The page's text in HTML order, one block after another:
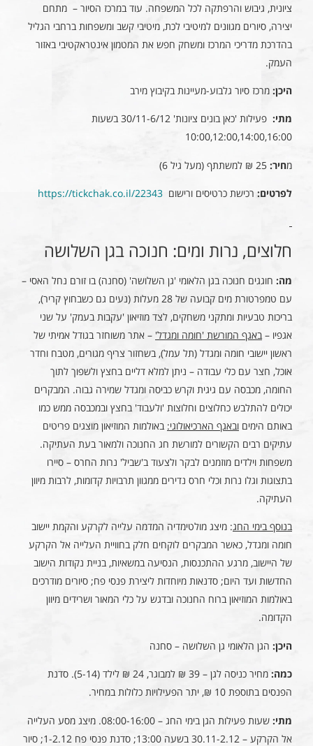
ציונית, גיבוש והרפתקה לכל המשפחה. עוד במרכז הסיור – מתחם
יצירה, סיורים מגוונים למיטיבי לכת, מיטיבי קשב ומשפחות ברחבי הגליל
בהדרכת מדריכי המרכז ומשחק חפש את המטמון אינטראקטיבי באזור
העמק.
היכן: מרכז סיור גלבוע-מעיינות בקיבוץ מירב
מתי:
פעילות 'כאן בונים ציונות' 30/11-6/12 בשעות
10:00,12:00,14:00,16:00
מחיר:
לפרטים: רכישת כרטיסים ורישום https://tickchak.co.il/22343
חלוצים, נרות ומים: חנוכה בגן השלושה
מה: חוגגים חנוכה בגן הלאומי 'גן השלושה' (סחנה) בו זורם נחל האסי –
עם טמפרטורת מים קבועה של 28 מעלות (נעים גם כשבחוץ קריר),
בריכות טבעיות ומתקני משחקים, לצד מוזיאון 'עקבות בעמק' על שני
אגפיו –באגף המורשת 'חומה ומגדל' – אתר משוחזר בגודל אמיתי של
ראשון יישובי חומה ומגדל (תל עמל), בשחזור צריף מגורים, מטבח וחדר
אוכל, חצר עם כלי עבודה – ניתן למלא דליים בחצץ ולשפוך לתוך
החומה, מכבסה עם גיגית וקרש כביסה ומגדל שמירה גבוה. המבקרים
יכולים להתלבש כחלוצים וחלוצות 'ולעבוד' בחצץ ובמכבסה ממש כמו
באותם הימים ובאגף הארכיאולוגי: באולמות המוזיאון מוצגים פריטים
עתיקים רבים הקשורים למורשת חג החנוכה ולמאור בעת העתיקה.
משפחות וילדים מוזמנים לבקר ולצעוד ב'שביל' נרות החרס – סיירו
בתצוגות וגלו נרות וכלי חרס נדירים ממגוון תרבויות קדומות, לרבות מיוון
העתיקה.
בנוסף בימי החג: מיצג מולטימדיה המדמה עלייה לקרקע והקמת יישוב
חומה ומגדל, כאשר המבקרים לוקחים חלק בחוויית העלייה אל הקרקע
של היישוב, מרגע ההתכנסות, הנסיעה במשאיות, בניית נקודות הישוב
החדשות ועד היום; סדנאות מיוחדות ליצירת פנסי פח; סיורים מודרכים
באולמות המוזיאון ברוח החנוכה ובדגש על כלי המאור ושרידים מיוון
הקדומה.
היכן: הגן הלאומי גן השלושה – סחנה
כמה:
מחיר כניסה לגן – 39 ₪ למבוגר, 24 ₪ לילד (5-14). סדנת
הפנסים בתוספת 10 ₪, יתר הפעילויות כלולות במחיר.
מתי:
שעות פעילות הגן בימי החג – 08:00-16:00. מיצג מסע העלייה
אל הקרקע – 30.11-2.12 בשעה 13:00; סדנת פנסי פח 1-2.12; סיור